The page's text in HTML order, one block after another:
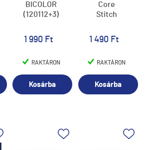
BICOLOR
(120112+3)
1 990 Ft
RAKTÁRON
Kosárba
Core
Stitch
1 490 Ft
RAKTÁRON
Kosárba